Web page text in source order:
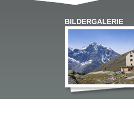
BILDERGALERIE